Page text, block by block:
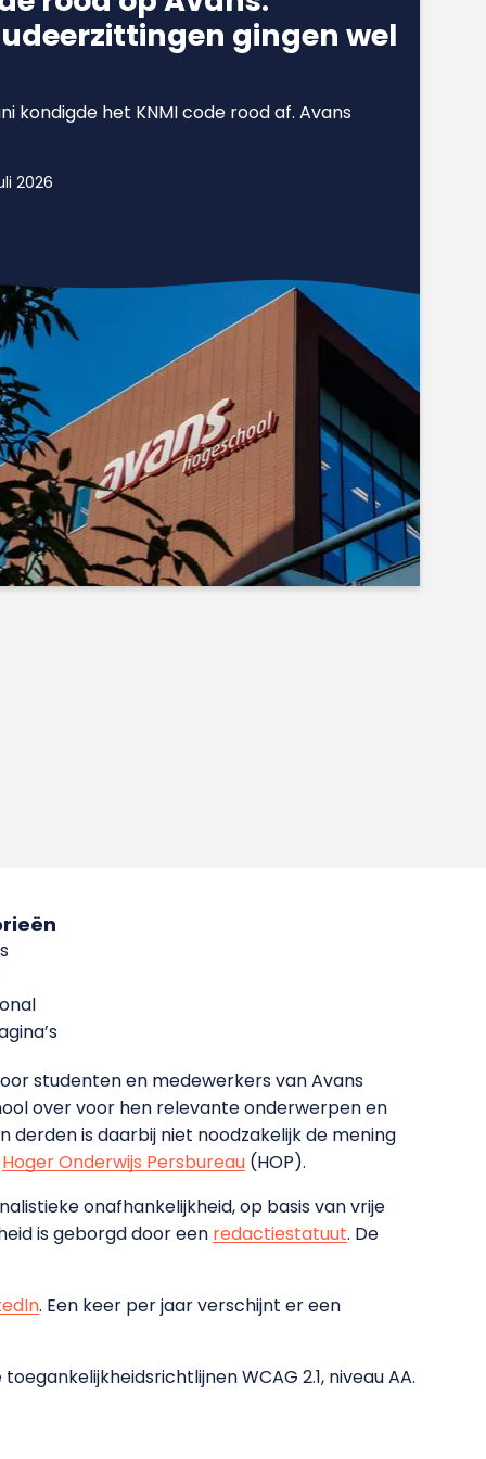
gingen wel
kondigde het KNMI code rood af. Avans
2026
studenten en medewerkers van Avans
over voor hen relevante onderwerpen en
is daarbij niet noodzakelijk de mening
Hoger Onderwijs Persbureau (HOP).
onafhankelijkheid, op basis van vrije
is geborgd door een redactiestatuut. De
. Een keer per jaar verschijnt er een
WCAG 2.1, niveau AA.